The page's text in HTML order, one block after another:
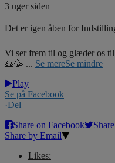
3 uger siden
Det er igen åben for
Vi ser frem til og glæder os
🙏🥳 ... Se mereSe mindre
Play
Se på Facebook
·Del
Share on Facebook
Share by Email
Likes: